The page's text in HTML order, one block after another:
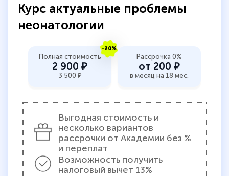
Курс актуальные проблемы
неонатологии
-20%
Полная стоимость
2 900 ₽
3 500 ₽
Рассрочка 0%
от 200 ₽
в месяц на 18 мес.
Выгодная стоимость и
несколько вариантов
рассрочки от Академии без %
и переплат
Возможность получить
налоговый вычет 13%